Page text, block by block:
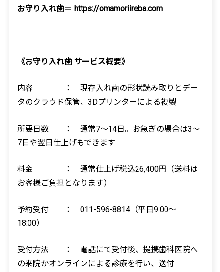
お守り入れ歯＝ https://omamoriireba.com
《お守り入れ歯 サービス概要》
内容 ： 現存入れ歯の形状読み取りとデー
タのクラウド保管、 3Dプリンターによる複製
所要日数 ： 通常7～14日。お急ぎの場合は3～
7日や翌日仕上げもできます
料金 ： 通常仕上げ税込26,400円（送料は
お客様ご負担となります）
予約受付 ： 011-596-8814 （平日9:00～
18:00）
受付方法 ： 電話にて受付後、提携歯科医院へ
の来院かオンラインによる診療を行い、送付